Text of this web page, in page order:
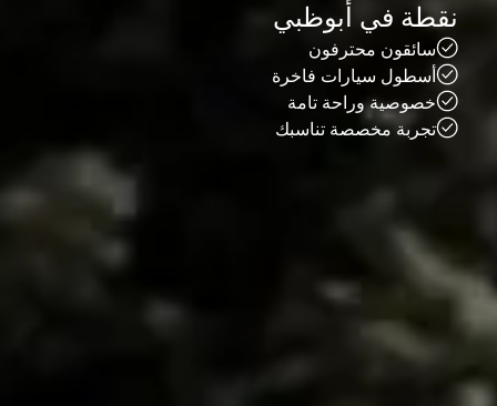
نقطة في أبوظبي
سائقون محترفون
أسطول سيارات فاخرة
خصوصية وراحة تامة
تجربة مخصصة تناسبك